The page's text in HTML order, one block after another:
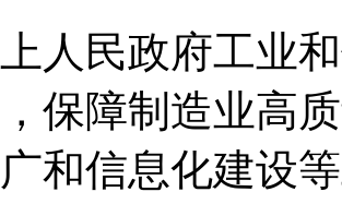
人民政府工业
保障制造业高
和信息化建设